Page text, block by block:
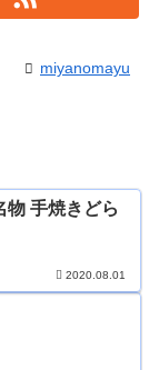
miyanomayu
物 手焼きどら
2020.08.01